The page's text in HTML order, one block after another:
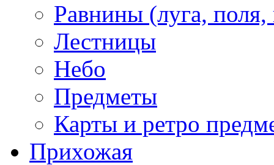
Равнины (луга,
Лестницы
Небо
Предметы
Карты и ретро
Прихожая